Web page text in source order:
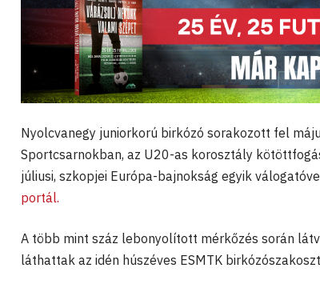
Nyolcvanegy juniorkorú birkózó sorakozott fel
Sportcsarnokban, az U20-as korosztály
júliusi, szkopjei Európa-bajnokság egyik
portál.
A több mint száz lebonyolított mérkőzés során
láthattak az idén húszéves ESMTK